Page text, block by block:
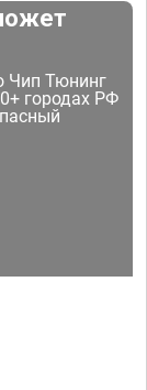
Чип Тюнинг
городах РФ